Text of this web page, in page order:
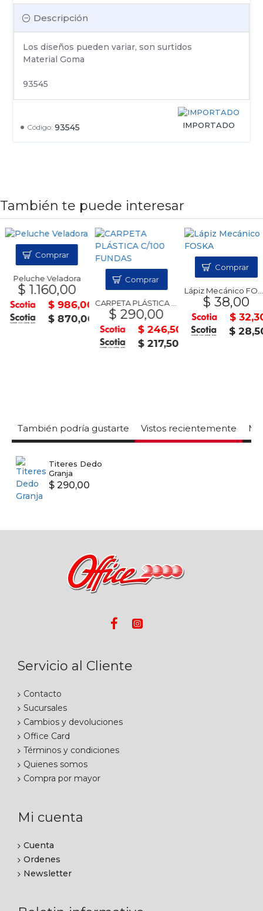
Código: 93545 IMPORTADO
Descripción
Los diseños pueden variar, son surtidos
Material Goma
93545
También te puede interesar
Peluche Veladora
$ 1.160,00
$ 986,00
$ 870,00
Comprar
CARPETA PLÁSTICA C/100 FUNDAS
$ 290,00
$ 246,50
$ 217,50
Comprar
Lápiz Mecánico FOSKA
$ 38,00
$ 32,30
$ 28,50
Comprar
También podría gustarte Vistos recientemente
Titeres Dedo
Granja
$ 290,00
Servicio al Cliente
Contacto
Sucursales
Cambios y devoluciones
Office Card
Términos y condiciones
Quienes somos
Compra por mayor
Mi cuenta
Cuenta
Ordenes
Newsletter